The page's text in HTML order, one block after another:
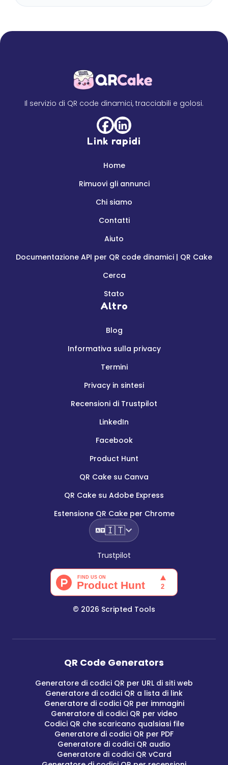
Il servizio di QR code dinamici, tracciabili e golosi.
Link rapidi
Home
Rimuovi gli annunci
Chi siamo
Contatti
Aiuto
Documentazione API per QR code dinamici | QR Cake
Cerca
Stato
Altro
Blog
Informativa sulla privacy
Termini
Privacy in sintesi
Recensioni di Trustpilot
LinkedIn
Facebook
Product Hunt
QR Cake su Canva
QR Cake su Adobe Express
Estensione QR Cake per Chrome
🇮🇹
Trustpilot
© 2026 Scripted Tools
QR Code Generators
Generatore di codici QR per URL di siti web
Generatore di codici QR a lista di link
Generatore di codici QR per immagini
Generatore di codici QR per video
Codici QR che scaricano qualsiasi file
Generatore di codici QR per PDF
Generatore di codici QR audio
Generatore di codici QR vCard